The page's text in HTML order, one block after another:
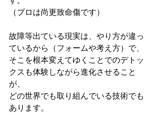
（プロは尚更致命傷です）
故障等出ている現実は、やり方が違っ
ているから（フォームや考え方）で、
そこを根本変えてゆくことでのデトッ
クスも体験しながら進化させること
が、
どの世界でも取り組んでいる技術でも
あります。